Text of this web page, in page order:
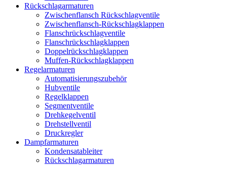
Rückschlag­armaturen
Zwischenflansch Rückschlagventile
Zwischenflansch-Rückschlagklappen
Flanschrückschlagventile
Flanschrückschlagklappen
Doppelrückschlagklappen
Muffen-Rückschlagklappen
Regelarmaturen
Automatisierungszubehör
Hubventile
Regelklappen
Segmentventile
Drehkegelventil
Drehstellventil
Druckregler
Dampfarmaturen
Kondensatableiter
Rückschlagarmaturen